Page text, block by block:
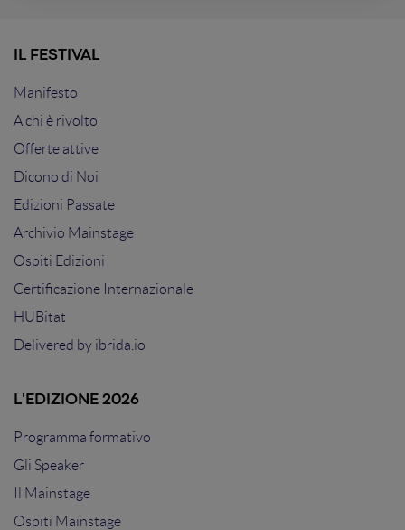
IL FESTIVAL
Manifesto
A chi è rivolto
Offerte attive
Dicono di Noi
Edizioni Passate
Archivio Mainstage
Ospiti Edizioni
Certificazione Internazionale
HUBitat
Delivered by ibrida.io
L'EDIZIONE 2026
Programma formativo
Gli Speaker
Il Mainstage
Ospiti Mainstage